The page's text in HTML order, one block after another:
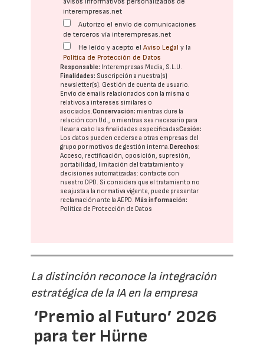
interempresas.net
Autorizo el envío de comunicaciones
de terceros vía interempresas.net
He leído y acepto elAviso Legal y la
Política de Protección de Datos
Responsable: Interempresas Media, S.L.U.
Finalidades: Suscripción a nuestra(s)
newsletter(s). Gestión de cuenta de usuario.
Envío de emails relacionados con la misma o
relativos a intereses similares o
asociados.Conservación: mientras dure la
relación con Ud., o mientras sea necesario para
llevar a cabo las finalidades especificadasCesión:
Los datos pueden cederse a otras empresas del
grupo por motivos de gestión interna. Derechos:
Acceso, rectificación, oposición, supresión,
portabilidad, limitación del tratatamiento y
decisiones automatizadas: contacte con
nuestro DPD. Si considera que el tratamiento no
se ajusta a la normativa vigente, puede presentar
reclamación ante laAEPD. Más información:
Política de Protección de Datos
La distinción reconoce la integración
estratégica de la IA en la empresa
‘Premio al Futuro’ 2026
para ter Hürne